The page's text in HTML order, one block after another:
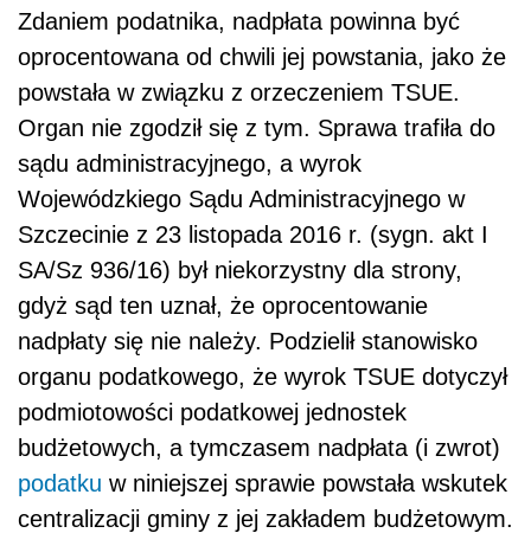
Zdaniem podatnika, nadpłata powinna być
oprocentowana od chwili jej powstania, jako że
powstała w związku z orzeczeniem TSUE.
Organ nie zgodził się z tym. Sprawa trafiła do
sądu administracyjnego, a wyrok
Wojewódzkiego Sądu Administracyjnego w
Szczecinie z 23 listopada 2016 r. (sygn. akt I
SA/Sz 936/16) był niekorzystny dla strony,
gdyż sąd ten uznał, że oprocentowanie
nadpłaty się nie należy. Podzielił stanowisko
organu podatkowego, że wyrok TSUE dotyczył
podmiotowości podatkowej jednostek
budżetowych, a tymczasem nadpłata (i zwrot)
podatku w niniejszej sprawie powstała wskutek
centralizacji gminy z jej zakładem budżetowym.